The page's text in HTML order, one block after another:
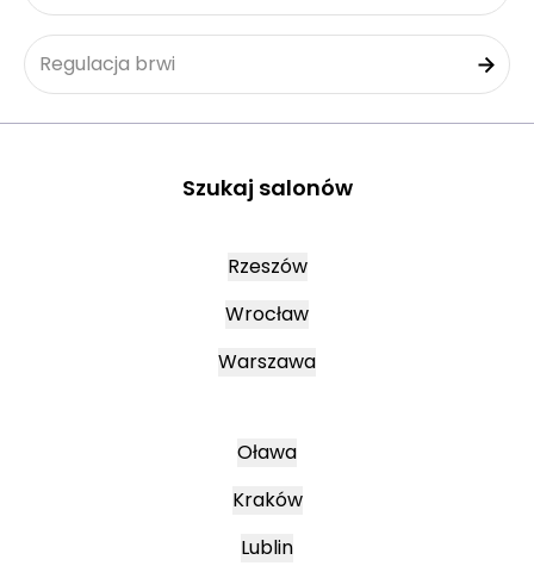
Regulacja brwi
Szukaj salonów
Rzeszów
Wrocław
Warszawa
Oława
Kraków
Lublin